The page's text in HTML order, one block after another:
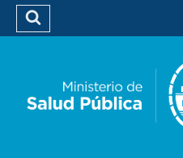
Buscar